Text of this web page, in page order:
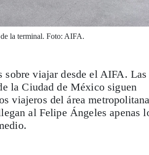
la terminal. Foto: AIFA.
sobre viajar desde el AIFA. Las
la Ciudad de México siguen
viajeros del área
al Felipe Ángeles apenas